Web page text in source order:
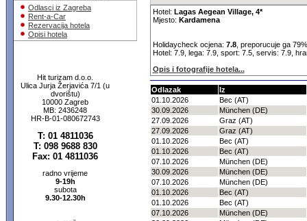
Odlasci iz Zagreba
Rent-a-Car
Rezervacija hotela
Opisi hotela
Hit turizam d.o.o.
Ulica Jurja Žerjavića 7/1 (u
dvorištu)
10000 Zagreb
MB: 2436248
HR-B-01-080672743
T: 01 4811036
T: 098 9688 830
Fax: 01 4811036
radno vrijeme
9-19h
subota
9.30-12.30h
Hotel: Lagas Aegean Village, 4*
Mjesto: Kardamena
Holidaycheck ocjena: 7.8, preporucuje ga
Hotel: 7.9, lega: 7.9, sport: 7.5, servis: 7.9,
Opis i fotografije hotela...
Odlazak
Iz
01.10.2026
Bec (AT)
30.09.2026
München (DE)
27.09.2026
Graz (AT)
27.09.2026
Graz (AT)
01.10.2026
Bec (AT)
01.10.2026
Bec (AT)
07.10.2026
München (DE)
30.09.2026
München (DE)
07.10.2026
München (DE)
01.10.2026
Bec (AT)
01.10.2026
Bec (AT)
07.10.2026
München (DE)